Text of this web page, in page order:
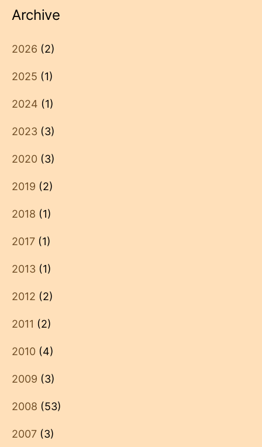
Archive
2026 (2)
2025 (1)
2024 (1)
2023 (3)
2020 (3)
2019 (2)
2018 (1)
2017 (1)
2013 (1)
2012 (2)
2011 (2)
2010 (4)
2009 (3)
2008 (53)
2007 (3)